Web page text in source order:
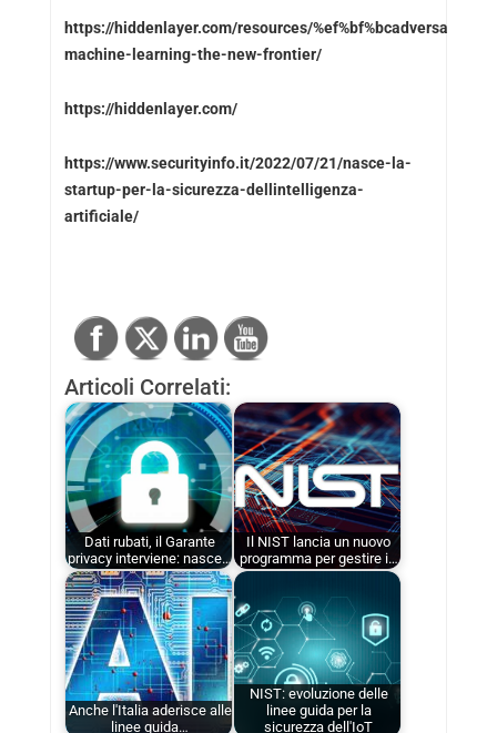
https://hiddenlayer.com/resources/%ef%bf%bcadversarial-
machine-learning-the-new-frontier/
https://hiddenlayer.com/
https://www.securityinfo.it/2022/07/21/nasce-la-
startup-per-la-sicurezza-dellintelligenza-
artificiale/
Articoli Correlati:
Dati rubati, il Garante
privacy interviene: nasce…
Il NIST lancia un nuovo
programma per gestire i…
Anche l'Italia aderisce alle
linee guida…
NIST: evoluzione delle
linee guida per la
sicurezza dell'IoT